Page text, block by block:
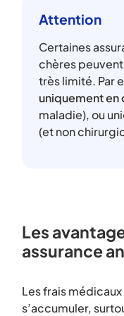
Attention
Certaines
chères
très limité. Par
uniquement en
maladie), ou
(et non
Les
assurance
Les frais
s’accumuler,